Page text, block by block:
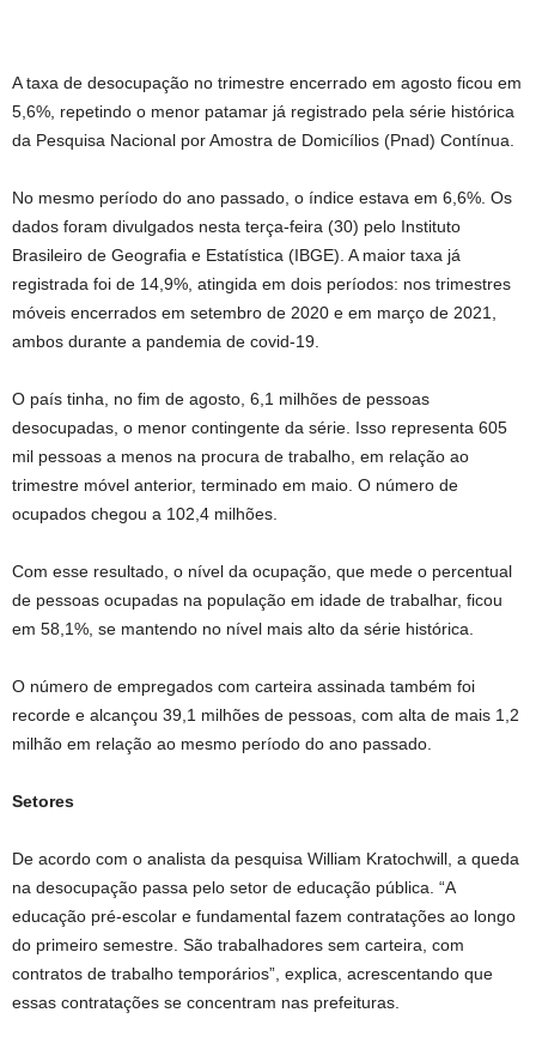
A taxa de desocupação no trimestre encerrado em agosto ficou em
5,6%, repetindo o menor patamar já registrado pela série histórica
da Pesquisa Nacional por Amostra de Domicílios (Pnad) Contínua.
No mesmo período do ano passado, o índice estava em 6,6%. Os
dados foram divulgados nesta terça-feira (30) pelo Instituto
Brasileiro de Geografia e Estatística (IBGE). A maior taxa já
registrada foi de 14,9%, atingida em dois períodos: nos trimestres
móveis encerrados em setembro de 2020 e em março de 2021,
ambos durante a pandemia de covid-19.
O país tinha, no fim de agosto, 6,1 milhões de pessoas
desocupadas, o menor contingente da série. Isso representa 605
mil pessoas a menos na procura de trabalho, em relação ao
trimestre móvel anterior, terminado em maio. O número de
ocupados chegou a 102,4 milhões.
Com esse resultado, o nível da ocupação, que mede o percentual
de pessoas ocupadas na população em idade de trabalhar, ficou
em 58,1%, se mantendo no nível mais alto da série histórica.
O número de empregados com carteira assinada também foi
recorde e alcançou 39,1 milhões de pessoas, com alta de mais 1,2
milhão em relação ao mesmo período do ano passado.
Setores
De acordo com o analista da pesquisa William Kratochwill, a queda
na desocupação passa pelo setor de educação pública. “A
educação pré-escolar e fundamental fazem contratações ao longo
do primeiro semestre. São trabalhadores sem carteira, com
contratos de trabalho temporários”, explica, acrescentando que
essas contratações se concentram nas prefeituras.